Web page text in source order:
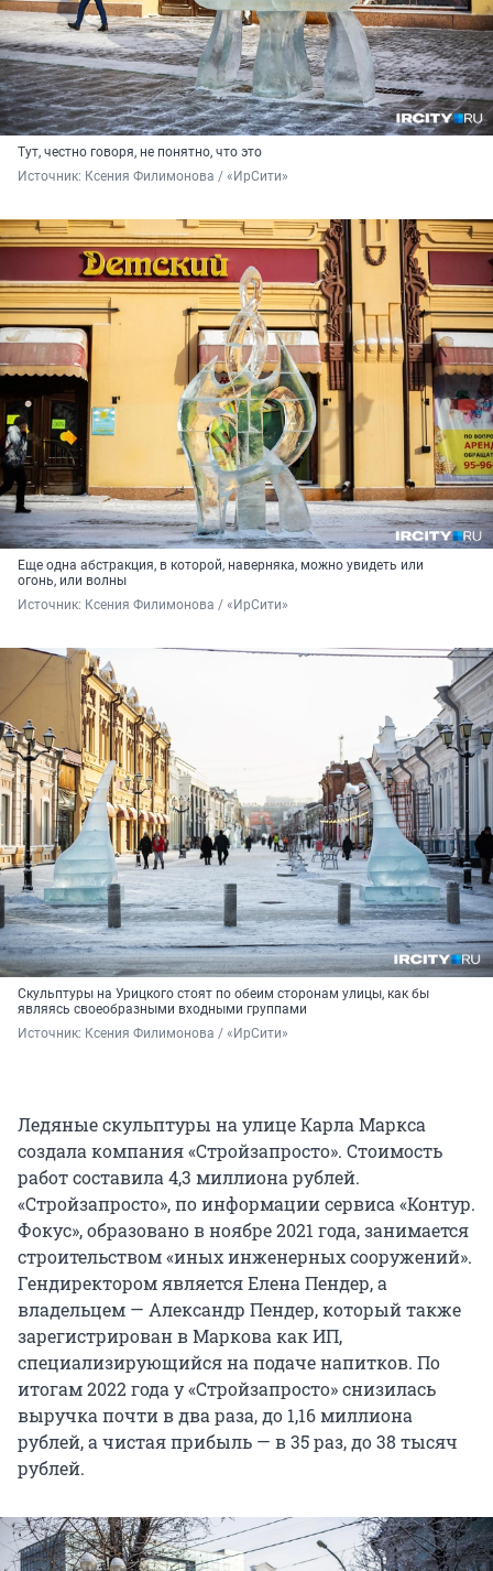
Тут, честно говоря, не понятно, что это
Источник: Ксения Филимонова / «ИрСити»
Еще одна абстракция, в которой, наверняка, можно увидеть или
огонь, или волны
Источник: Ксения Филимонова / «ИрСити»
Скульптуры на Урицкого стоят по обеим сторонам улицы, как бы
являясь своеобразными входными группами
Источник: Ксения Филимонова / «ИрСити»
Ледяные скульптуры на улице Карла Маркса
создала компания «Стройзапросто». Стоимость
работ составила 4,3 миллиона рублей.
«Стройзапросто», по информации сервиса «Контур.
Фокус», образовано в ноябре 2021 года, занимается
строительством «иных инженерных сооружений».
Гендиректором является Елена Пендер, а
владельцем — Александр Пендер, который также
зарегистрирован в Маркова как ИП,
специализирующийся на подаче напитков. По
итогам 2022 года у «Стройзапросто» снизилась
выручка почти в два раза, до 1,16 миллиона
рублей, а чистая прибыль — в 35 раз, до 38 тысяч
рублей.